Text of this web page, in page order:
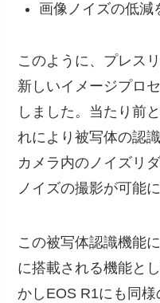
画像ノイズの低減
このように、プレス
新しいイメージプロ
しました。当たり前
れにより被写体の認
カメラ内のノイズリ
ノイズの撮影が可能
この被写体認識機能
に搭載される機能と
かしEOS R1にも同